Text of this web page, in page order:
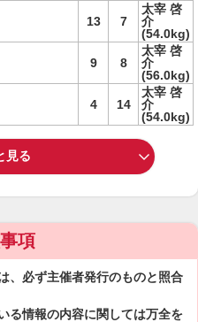
13 7
太宰 啓
介
(54.0kg)
9 8
太宰 啓
介
(56.0kg)
4 14
太宰 啓
介
(54.0kg)
見る
項
、必ず主催者発行のものと照合
る情報の内容に関しては万全を